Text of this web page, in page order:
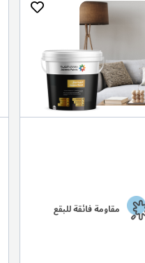
مقاومة فائقة للبقع